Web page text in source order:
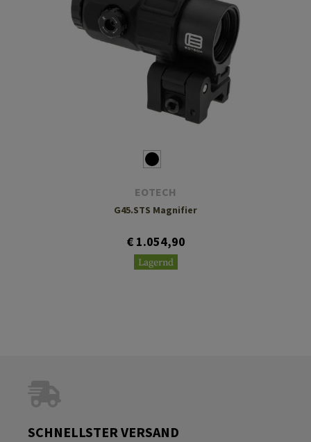
EOTECH
G45.STS Magnifier
€ 1.054,90
Lagernd
SCHNELLSTER VERSAND